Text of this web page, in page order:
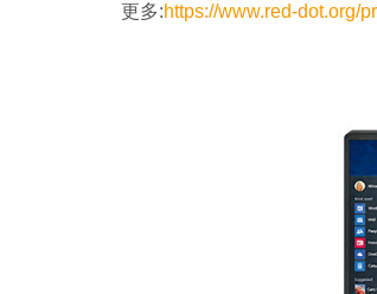
更多:https://www.red-dot.org/